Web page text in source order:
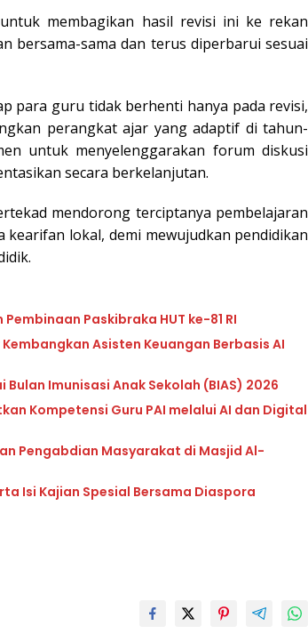
membagikan hasil revisi ini ke rekan
bersama-sama dan terus diperbarui sesuai
para guru tidak berhenti hanya pada revisi,
perangkat ajar yang adaptif di tahun-
untuk menyelenggarakan forum diskusi
secara berkelanjutan.
mendorong terciptanya pembelajaran
lokal, demi mewujudkan pendidikan
Paskibraka HUT ke-81 RI
Asisten Keuangan Berbasis AI
Bulan Imunisasi Anak Sekolah (BIAS) 2026
Kompetensi Guru PAI melalui AI dan Digital
Pengabdian Masyarakat di Masjid Al-
Isi Kajian Spesial Bersama Diaspora